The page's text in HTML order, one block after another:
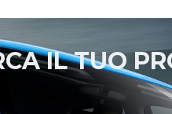
IL TUO